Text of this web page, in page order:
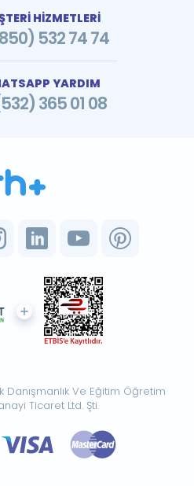
HİZMETLERİ
532 74 74
YARDIM
365 01 08
Danışmanlık Ve Eğitim Öğretim
Ticaret Ltd. Şti.